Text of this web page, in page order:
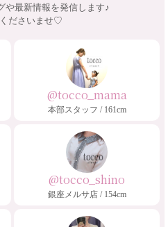
や最新情報を発信します♪
ださいませ♡
@tocco_mama
本部スタッフ / 161cm
@tocco_shino
銀座メルサ店 / 154cm